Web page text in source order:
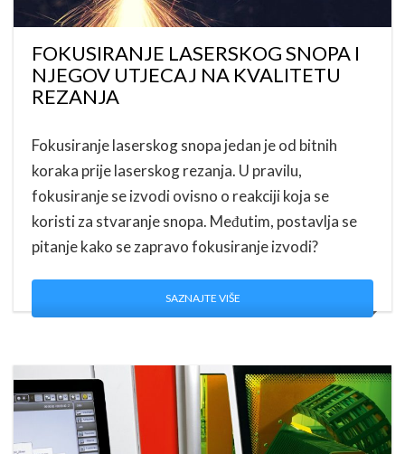
FOKUSIRANJE LASERSKOG SNOPA I
NJEGOV UTJECAJ NA KVALITETU
REZANJA
Fokusiranje laserskog snopa jedan je od bitnih
koraka prije laserskog rezanja. U pravilu,
fokusiranje se izvodi ovisno o reakciji koja se
koristi za stvaranje snopa. Međutim, postavlja se
pitanje kako se zapravo fokusiranje izvodi?
SAZNAJTE VIŠE